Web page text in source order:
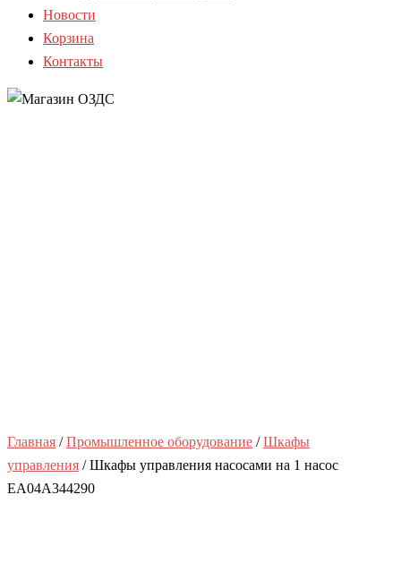
Новости
Корзина
Контакты
Главная /Промышленное оборудование /Шкафы
управления / Шкафы управления насосами на 1 насос
EA04A344290